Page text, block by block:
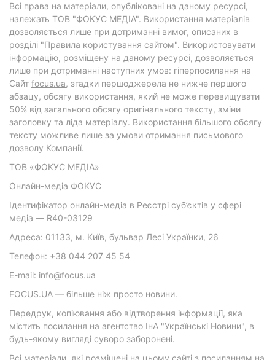
Всі права на матеріали, опубліковані на даному ресурсі,
належать ТОВ "ФОКУС МЕДІА". Використання матеріалів
дозволяється лише при дотриманні вимог, описаних в
розділі "Правила користування сайтом". Використовувати
інформацію, розміщену на даному ресурсі, дозволяється
лише при дотриманні наступних умов: гіперпосилання на
Cайт focus.ua, згадки першоджерела не нижче першого
абзацу, обсягу використання, який не може перевищувати
50% від загального обсягу оригінального тексту, зміни
заголовку та ліда матеріалу. Використання більшого обсягу
тексту можливе лише за умови отримання письмового
дозволу Компанії.
ТОВ «ФОКУС МЕДІА»
Онлайн-медіа ФОКУС
Ідентифікатор онлайн-медіа в Реєстрі суб’єктів у сфері
медіа — R40-03129
Адреса: 01133, м. Київ, бульвар Лесі Українки, 26
Телефон: +38 044 207 45 54
E-mail: info@focus.ua
FOCUS.UA — більше ніж просто новини.
Передрук, копіювання або відтворення інформації, яка
містить посилання на агентство ІнА "Українські Новини", в
будь-якому вигляді суворо заборонені.